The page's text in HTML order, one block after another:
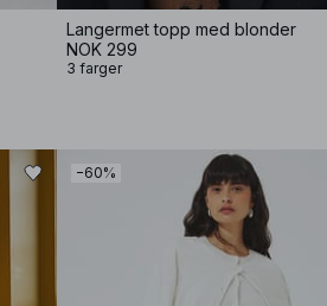
Langermet topp med blonder
NOK 299
3 farger
−60%